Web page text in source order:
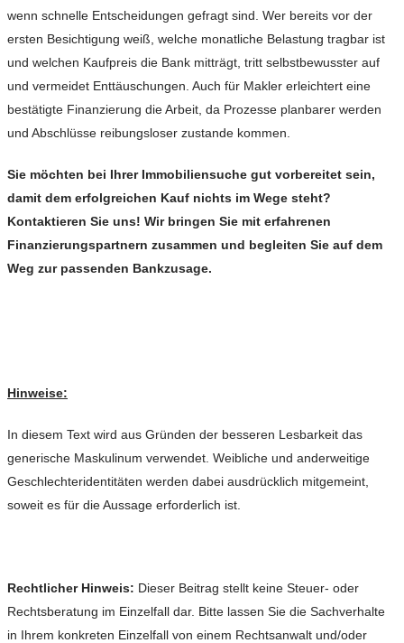
wenn schnelle Entscheidungen gefragt sind. Wer bereits vor der
ersten Besichtigung weiß, welche monatliche Belastung tragbar ist
und welchen Kaufpreis die Bank mitträgt, tritt selbstbewusster auf
und vermeidet Enttäuschungen. Auch für Makler erleichtert eine
bestätigte Finanzierung die Arbeit, da Prozesse planbarer werden
und Abschlüsse reibungsloser zustande kommen.
Sie möchten bei Ihrer Immobiliensuche gut vorbereitet sein,
damit dem erfolgreichen Kauf nichts im Wege steht?
Kontaktieren Sie uns! Wir bringen Sie mit erfahrenen
Finanzierungspartnern zusammen und begleiten Sie auf dem
Weg zur passenden Bankzusage.
Hinweise:
In diesem Text wird aus Gründen der besseren Lesbarkeit das
generische Maskulinum verwendet. Weibliche und anderweitige
Geschlechteridentitäten werden dabei ausdrücklich mitgemeint,
soweit es für die Aussage erforderlich ist.
Rechtlicher Hinweis: Dieser Beitrag stellt keine Steuer- oder
Rechtsberatung im Einzelfall dar. Bitte lassen Sie die Sachverhalte
in Ihrem konkreten Einzelfall von einem Rechtsanwalt und/oder